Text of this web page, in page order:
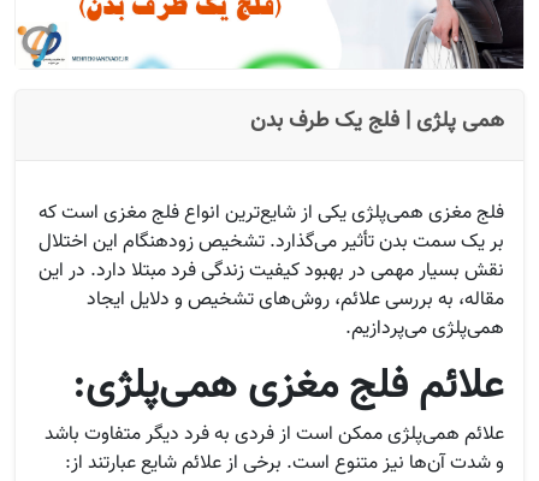
همی پلژی | فلج یک طرف بدن
فلج مغزی همی‌پلژی یکی از شایع‌ترین انواع فلج مغزی است که
بر یک سمت بدن تأثیر می‌گذارد. تشخیص زودهنگام این اختلال
نقش بسیار مهمی در بهبود کیفیت زندگی فرد مبتلا دارد. در این
مقاله، به بررسی علائم، روش‌های تشخیص و دلایل ایجاد
همی‌پلژی می‌پردازیم.
علائم فلج مغزی همی‌پلژی:
علائم همی‌پلژی ممکن است از فردی به فرد دیگر متفاوت باشد
و شدت آن‌ها نیز متنوع است. برخی از علائم شایع عبارتند از: